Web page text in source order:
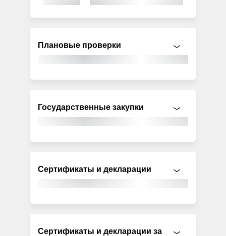
Плановые проверки
Государственные закупки
Сертификаты и декларации
Сертификаты и декларации за